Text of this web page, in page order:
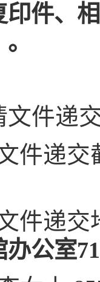
件、
。
文件递
件递
件递交
办公室7